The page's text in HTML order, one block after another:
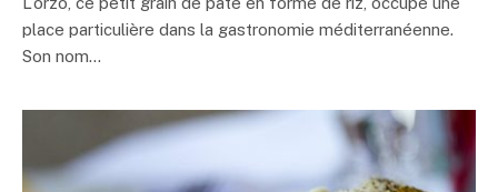
place particulière dans la gastronomie méditerranéenne.
Son nom…